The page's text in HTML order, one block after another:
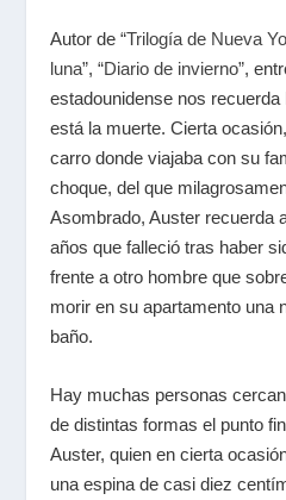
Autor de“Trilogía de Nueva
luna”, “Diario de invierno”,
estadounidense nos
está la muerte. Cierta
carro donde viajaba con su
choque, del que
Asombrado, Auster recuerda
años que falleció tras haber
frente a otro hombre que
morir en su apartamento una
baño.
Hay muchas personas
de distintas formas el punto
Auster, quien en cierta
una espina de casi diez